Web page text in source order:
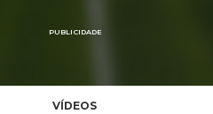
PUBLICIDADE
VÍDEOS